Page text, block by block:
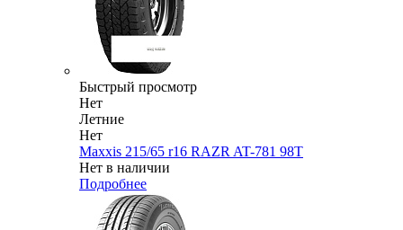
Быстрый просмотр
Нет
Летние
Нет
Maxxis 215/65 r16 RAZR AT-781 98T
Нет в наличии
Подробнее